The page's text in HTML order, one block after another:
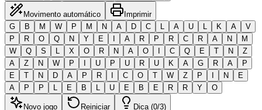
Movimento automático
Imprimir
G
B M W P M N A D C L A U L K A
V
P
R O Q N Y E I A R P R C R A N
M
W
Q S L X O R N A O I C Q E T N
Z
A
Z N W P I U P U R U K A G R A
P
E
T N D A P R I C O T W Z P I N
E
A
P P L E B L U E B E R R Y O
Novo jogo Reiniciar Dica (0/3)